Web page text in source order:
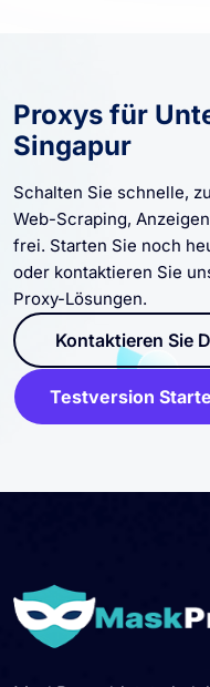
Proxys für
Singapur
Schalten Sie schnelle,
Web-Scraping,
frei. Starten Sie noch
oder kontaktieren Sie
Proxy-Lösungen.
Kontaktieren Sie
Testversion